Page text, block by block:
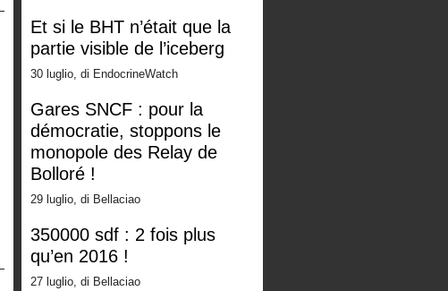
Et si le BHT n’était que la
partie visible de l’iceberg
30 luglio, di EndocrineWatch
Gares SNCF : pour la
démocratie, stoppons le
monopole des Relay de
Bolloré !
29 luglio, di Bellaciao
350000 sdf : 2 fois plus
qu’en 2016 !
27 luglio, di Bellaciao